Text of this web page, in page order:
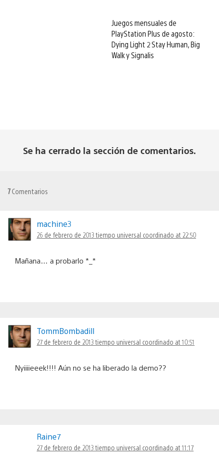
Juegos mensuales de
PlayStation Plus de agosto:
Dying Light 2 Stay Human, Big
Walk y Signalis
Se ha cerrado la sección de comentarios.
7Comentarios
machine3
26 de febrero de 2013 tiempo universal coordinado at 22:50
Mañana… a probarlo *_*
TommBombadill
27 de febrero de 2013 tiempo universal coordinado at 10:51
Nyiiiieeek!!!! Aún no se ha liberado la demo??
Raine7
27 de febrero de 2013 tiempo universal coordinado at 11:17